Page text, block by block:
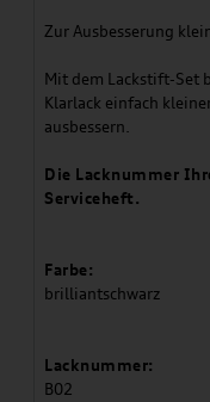
Zur Ausbesserung
Mit dem Lackstift-Set
Klarlack einfach
ausbessern.
Die Lacknummer
Serviceheft.
Farbe:
brilliantschwarz
Lacknummer:
B02